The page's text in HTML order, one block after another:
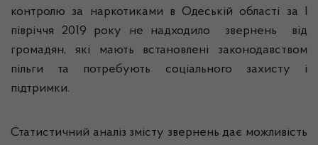
контролю за наркотиками в Одеській області за І
півріччя 2019 року не надходило звернень від
громадян, які мають встановлені законодавством
пільги та потребують соціального захисту і
підтримки.
Статистичний аналіз змісту звернень дає можливість